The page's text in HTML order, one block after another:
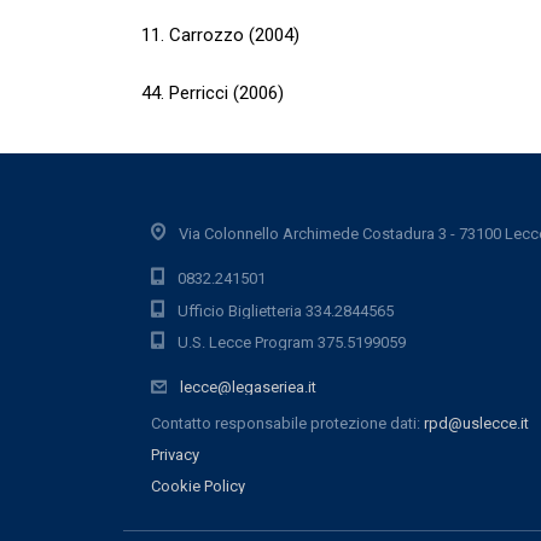
11. Carrozzo (2004)
44. Perricci (2006)
Via Colonnello Archimede Costadura 3 - 73100
0832.241501
Ufficio Biglietteria 334.2844565
U.S. Lecce Program 375.5199059
lecce@legaseriea.it
Contatto responsabile protezione dati: rpd@uslecce.it
Privacy
Cookie Policy